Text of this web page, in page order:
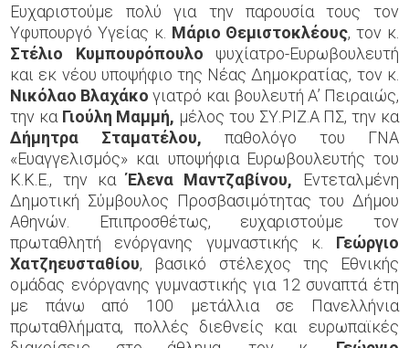
Ευχαριστούμε πολύ για την παρουσία τους τον
Υφυπουργό Υγείας κ. Μάριο Θεμιστοκλέους, τον κ.
Στέλιο Κυμπουρόπουλο ψυχίατρο-Ευρωβουλευτή
και εκ νέου υποψήφιο της Νέας Δημοκρατίας, τον κ.
Νικόλαο Βλαχάκογιατρό και βουλευτή Α’ Πειραιώς,
την κα Γιούλη Μαμμή, μέλος του ΣΥ.ΡΙΖ.Α ΠΣ, την κα
Δήμητρα
Σταματέλου,παθολόγο του ΓΝΑ
«Ευαγγελισμός» και υποψήφια Ευρωβουλευτής του
Κ.Κ.Ε., την καΈλενα Μαντζαβίνου,
Εντεταλμένη
Δημοτική Σύμβουλος Προσβασιμότητας του Δήμου
Αθηνών. Επιπροσθέτως, ευχαριστούμε τον
πρωταθλητή ενόργανης γυμναστικής κ. Γεώργιο
Χατζηευσταθίου, βασικό στέλεχος της Εθνικής
ομάδας ενόργανης γυμναστικής για 12 συναπτά έτη
με πάνω από 100 μετάλλια σε Πανελλήνια
πρωταθλήματα, πολλές διεθνείς και ευρωπαϊκές